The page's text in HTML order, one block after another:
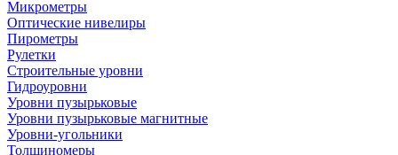
Микрометры
Оптические нивелиры
Пирометры
Рулетки
Строительные уровни
Гидроуровни
Уровни пузырьковые
Уровни пузырьковые магнитные
Уровни-угольники
Толщиномеры